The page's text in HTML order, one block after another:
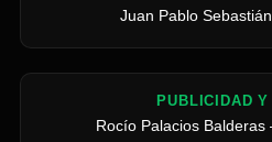
Juan Pablo
PUBLICIDAD Y
Rocío Palacios